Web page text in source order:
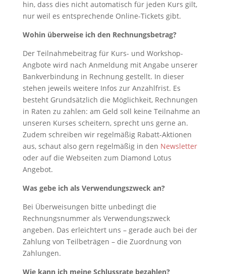
hin, dass dies nicht automatisch für jeden Kurs gilt,
nur weil es entsprechende Online-Tickets gibt.
Wohin überweise ich den Rechnungsbetrag?
Der Teilnahmebeitrag für Kurs- und Workshop-
Angbote wird nach Anmeldung mit Angabe unserer
Bankverbindung in Rechnung gestellt. In dieser
stehen jeweils weitere Infos zur Anzahlfrist. Es
besteht Grundsätzlich die Möglichkeit, Rechnungen
in Raten zu zahlen: am Geld soll keine Teilnahme an
unseren Kurses scheitern, sprecht uns gerne an.
Zudem schreiben wir regelmäßig Rabatt-Aktionen
aus, schaut also gern regelmäßig in den Newsletter
oder auf die Webseiten zum Diamond Lotus
Angebot.
Was gebe ich als Verwendungszweck an?
Bei Überweisungen bitte unbedingt die
Rechnungsnummer als Verwendungszweck
angeben. Das erleichtert uns – gerade auch bei der
Zahlung von Teilbeträgen – die Zuordnung von
Zahlungen.
Wie kann ich meine Schlussrate bezahlen?